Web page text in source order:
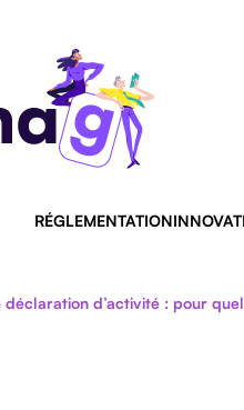
RÉGLEMENTATION
d’activité : pour